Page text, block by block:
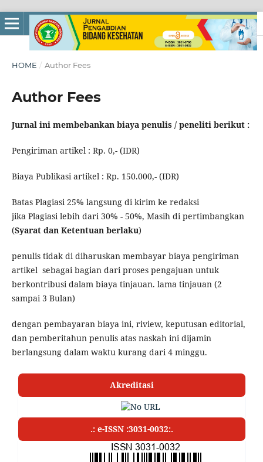
HOME / Author Fees
Author Fees
Jurnal ini membebankan biaya penulis / peneliti berikut :
Pengiriman artikel : Rp. 0,- (IDR)
Biaya Publikasi artikel : Rp. 150.000,- (IDR)
Batas Plagiasi 25% langsung di kirim ke redaksi
jika Plagiasi lebih dari 30% - 50%, Masih di pertimbangkan
(Syarat dan Ketentuan berlaku)
penulis tidak di diharuskan membayar biaya pengiriman
artikel sebagai bagian dari proses pengajuan untuk
berkontribusi dalam biaya tinjauan. lama tinjauan (2
sampai 3 Bulan)
dengan pembayaran biaya ini, riview, keputusan editorial,
dan pemberitahun penulis atas naskah ini dijamin
berlangsung dalam waktu kurang dari 4 minggu.
Akreditasi
.: e-ISSN :3031-0032:.